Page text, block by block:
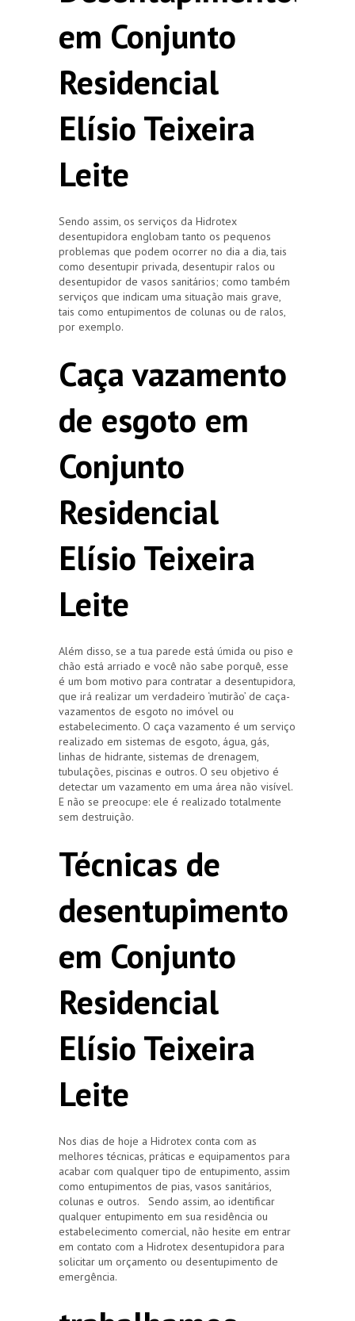
em Conjunto
Residencial
Elísio Teixeira
Leite
Sendo assim, os serviços da Hidrotex
desentupidora englobam tanto os pequenos
problemas que podem ocorrer no dia a dia, tais
como desentupir privada, desentupir ralos ou
desentupidor de vasos sanitários; como também
serviços que indicam uma situação mais grave,
tais como entupimentos de colunas ou de ralos,
por exemplo.
Caça vazamento
de esgoto em
Conjunto
Residencial
Elísio Teixeira
Leite
Além disso, se a tua parede está úmida ou piso e
chão está arriado e você não sabe porquê, esse
é um bom motivo para contratar a desentupidora,
que irá realizar um verdadeiro ‘mutirão’ de caça-
vazamentos de esgoto no imóvel ou
estabelecimento. O caça vazamento é um serviço
realizado em sistemas de esgoto, água, gás,
linhas de hidrante, sistemas de drenagem,
tubulações, piscinas e outros. O seu objetivo é
detectar um vazamento em uma área não visível.
E não se preocupe: ele é realizado totalmente
sem destruição.
Técnicas de
desentupimento
em Conjunto
Residencial
Elísio Teixeira
Leite
Nos dias de hoje a Hidrotex conta com as
melhores técnicas, práticas e equipamentos para
acabar com qualquer tipo de entupimento, assim
como entupimentos de pias, vasos sanitários,
colunas e outros. Sendo assim, ao identificar
qualquer entupimento em sua residência ou
estabelecimento comercial, não hesite em entrar
em contato com a Hidrotex desentupidora para
solicitar um orçamento ou desentupimento de
emergência.